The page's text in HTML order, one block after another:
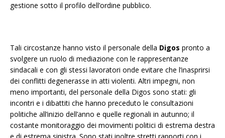
gestione sotto il profilo dell’ordine pubblico.
Tali circostanze hanno visto il personale della Digos pronto a
svolgere un ruolo di mediazione con le rappresentanze
sindacali e con gli stessi lavoratori onde evitare che l’inasprirsi
dei conflitti degenerasse in atti violenti. Altri impegni, non
meno importanti, del personale della Digos sono stati: gli
incontri e i dibattiti che hanno preceduto le consultazioni
politiche all’inizio dell’anno e quelle regionali in autunno; il
costante monitoraggio dei movimenti politici di estrema destra
e di estrema sinistra. Sono stati inoltre stretti rapporti con i